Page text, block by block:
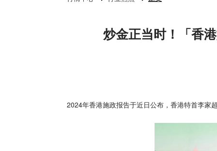
炒金正当时！「香
2024年香港施政报告于近日公布，香港特首李家